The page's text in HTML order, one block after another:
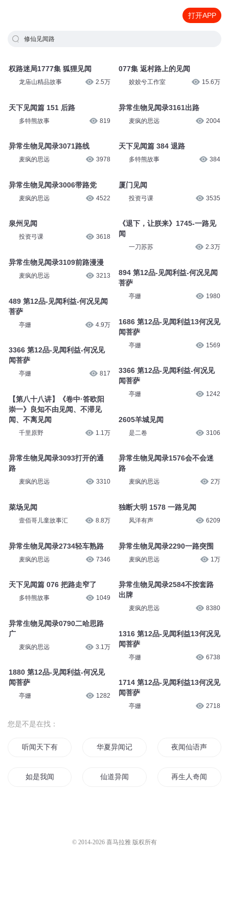
打开APP
修仙见闻路
权路迷局1777集 狐狸见闻
龙庙山精品故事 2.5万
天下见闻篇 151 后路
多特熊故事 819
异常生物见闻录3071路线
麦疯的思远 3978
异常生物见闻录3006带路党
麦疯的思远 4522
泉州见闻
投资弓课 3618
异常生物见闻录3109前路漫漫
麦疯的思远 3213
489 第12品-见闻利益-何况见闻
菩萨
亭姗 4.9万
3366 第12品-见闻利益-何况见
闻菩萨
亭姗 817
【第八十八讲】《卷中·答欧阳
崇一》良知不由见闻、不滞见
闻、不离见闻
千里原野 1.1万
异常生物见闻录3093打开的通
路
麦疯的思远 3310
菜场见闻
壹佰哥儿童故事汇 8.8万
异常生物见闻录2734轻车熟路
麦疯的思远 7346
天下见闻篇 076 把路走窄了
多特熊故事 1049
异常生物见闻录0790二哈思路
广
麦疯的思远 3.1万
1880 第12品-见闻利益-何况见
闻菩萨
亭姗 1282
077集 返村路上的见闻
姣姣兮工作室 15.6万
异常生物见闻录3161出路
麦疯的思远 2004
天下见闻篇 384 退路
多特熊故事 384
厦门见闻
投资弓课 3535
《退下，让朕来》1745-一路见
闻
一刀苏苏 2.3万
894 第12品-见闻利益-何况见闻
菩萨
亭姗 1980
1686 第12品-见闻利益13何况见
闻菩萨
亭姗 1569
3366 第12品-见闻利益-何况见
闻菩萨
亭姗 1242
2605羊城见闻
是二卷 3106
异常生物见闻录1576会不会迷
路
麦疯的思远 2万
独断大明 1578 一路见闻
凤洋有声 6209
异常生物见闻录2290一路突围
麦疯的思远 1万
异常生物见闻录2584不按套路
出牌
麦疯的思远 8380
1316 第12品-见闻利益13何况见
闻菩萨
亭姗 6738
1714 第12品-见闻利益13何况见
闻菩萨
亭姗 2718
您是不是在找：
听闻天下有一剑 华夏异闻记 夜闻仙语声
如是我闻 仙道异闻 再生人奇闻
© 2014-2026 喜马拉雅 版权所有